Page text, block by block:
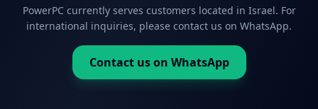
PowerPC currently serves customers located in Israel. For
international inquiries, please contact us on WhatsApp.
Contact us on WhatsApp